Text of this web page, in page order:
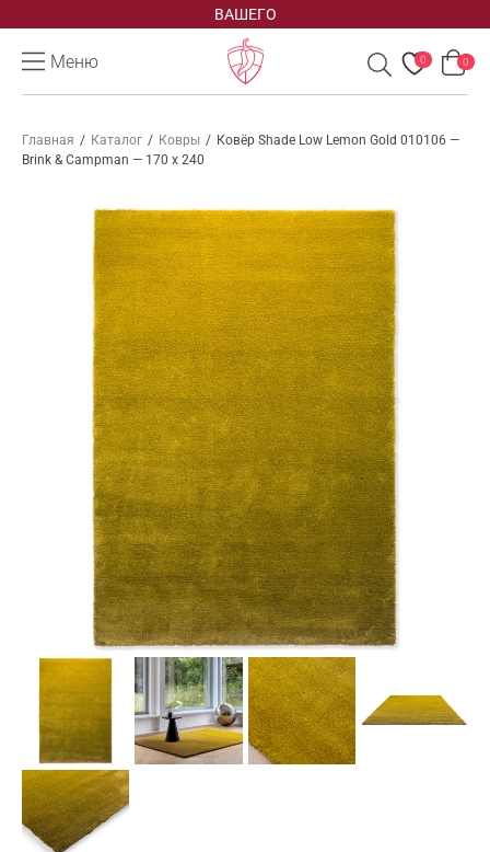
ВАШЕГО
Меню 0 0
Главная / Каталог / Ковры / Ковёр Shade Low Lemon Gold 010106 —
Brink & Campman — 170 x 240